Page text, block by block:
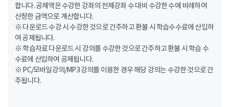
합니다. 공제액은 수강한 강좌의 전체강좌 수 대비 수강한 수에 비례하여
산정한 금액으로 계산합니다.
※ 다운로드 수강 시 수강한 것으로 간주하고 환불 시 학습수수료에 산입하
여 공제됩니다.
※ 학습자료 다운로드 시 강의를 수강한 것으로 간주하고 환불 시 학습 수
수료에 산입하여 공제됩니다.
※ PC/모바일강의/MP3 강의를 이용한 경우 해당 강의는 수강한 것으로 간
주됩니다.